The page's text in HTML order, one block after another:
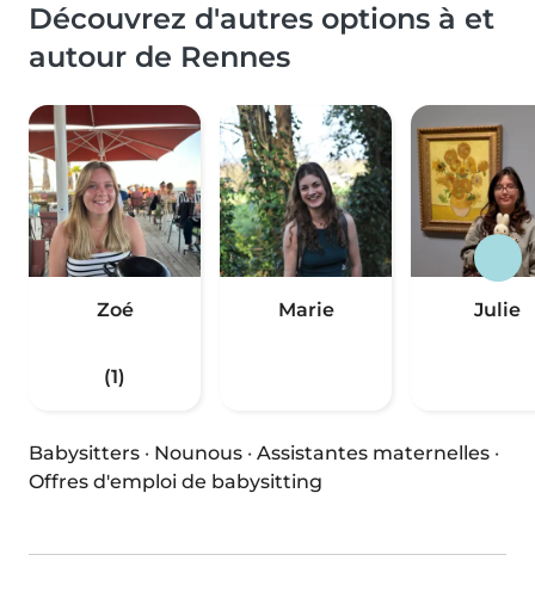
Découvrez d'autres options à et
autour de Rennes
Zoé
(1)
Marie Julie
Babysitters · Nounous · Assistantes maternelles ·
Offres d'emploi de babysitting